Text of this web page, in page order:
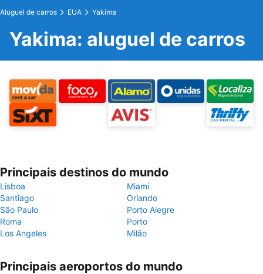
Aluguel de carros EUA Yakima
Yakima: aluguel de carros
Principais destinos do mundo
Lisboa
Miami
Santiago
Orlando
São Paulo
Porto Alegre
Roma
Porto
Los Angeles
Milão
Principais aeroportos do mundo